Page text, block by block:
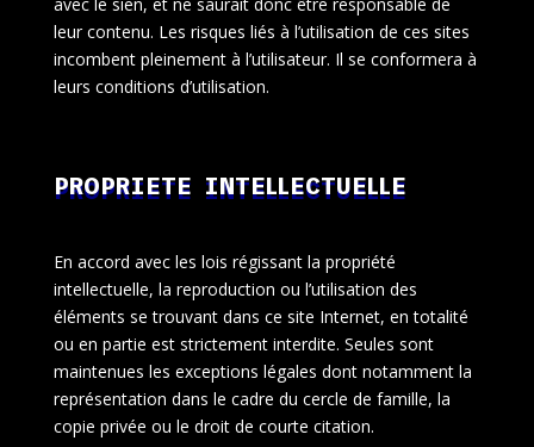
avec le sien, et ne saurait donc être responsable de
leur contenu. Les risques liés à l’utilisation de ces sites
incombent pleinement à l’utilisateur. Il se conformera à
leurs conditions d’utilisation.
PROPRIETE INTELLECTUELLE
En accord avec les lois régissant la propriété
intellectuelle, la reproduction ou l’utilisation des
éléments se trouvant dans ce site Internet, en totalité
ou en partie est strictement interdite. Seules sont
maintenues les exceptions légales dont notamment la
représentation dans le cadre du cercle de famille, la
copie privée ou le droit de courte citation.